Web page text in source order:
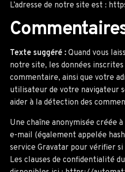
L’adresse de notre site est :
Texte suggéré : Quand vous
notre site, les données
commentaire, ainsi que votre
utilisateur de votre navigateur
aider à la détection des
Une chaîne anonymisée créée
e-mail (également appelée
service Gravatar pour vérifier
Les clauses de confidentialité